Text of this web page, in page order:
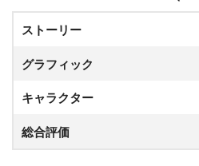
ストーリー
グラフィック
キャラクター
総合評価